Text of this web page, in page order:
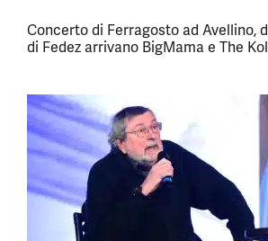
Concerto di Ferragosto ad Avellino,
di Fedez arrivano BigMama e The